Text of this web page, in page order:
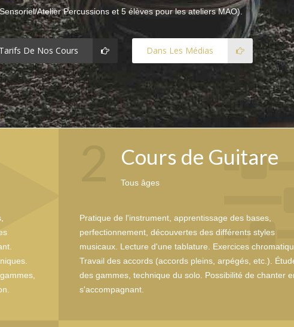
Atelier Percussions et 5 élèves pour les ateliers MAO).
Tarifs De Nos Cours Dans Les Médias
Cours de Guitare
Tous âges
Pratique de l'instrument, apprentissage des bases,
perfectionnement, découvertes des différents styles
musicaux. Lecture d'une tablature. Exercices
Travail des accords (accords pleins, arpégés, etc.).
des gammes, technique du solo. Possibilité de chanter
s'accompagnant.